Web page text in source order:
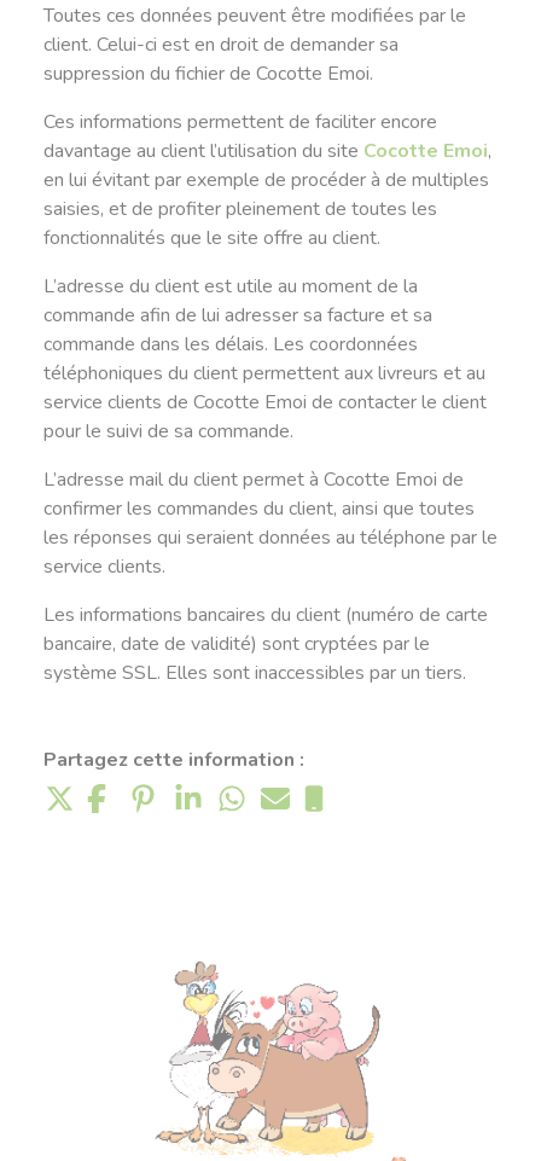
Toutes ces données peuvent être modifiées par le
client. Celui-ci est en droit de demander sa
suppression du fichier de Cocotte Emoi.
Ces informations permettent de faciliter encore
davantage au client l’utilisation du site Cocotte Emoi,
en lui évitant par exemple de procéder à de multiples
saisies, et de profiter pleinement de toutes les
fonctionnalités que le site offre au client.
L’adresse du client est utile au moment de la
commande afin de lui adresser sa facture et sa
commande dans les délais. Les coordonnées
téléphoniques du client permettent aux livreurs et au
service clients de Cocotte Emoi de contacter le client
pour le suivi de sa commande.
L’adresse mail du client permet à Cocotte Emoi de
confirmer les commandes du client, ainsi que toutes
les réponses qui seraient données au téléphone par le
service clients.
Les informations bancaires du client (numéro de carte
bancaire, date de validité) sont cryptées par le
système SSL. Elles sont inaccessibles par un tiers.
Partagez cette information :